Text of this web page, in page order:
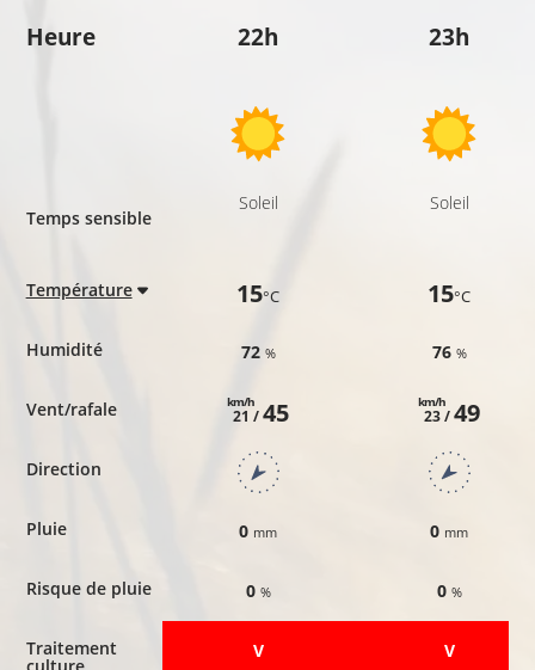
Heure
Temps sensible
Température
Humidité
Vent/rafale
Direction
Pluie
Risque de pluie
Traitement
22h
Soleil
15°C
72 %
21 /
km/h 45
0 mm
0 %
​V
23h
Soleil
15°C
76 %
23 /
km/h 49
0 mm
0 %
​V